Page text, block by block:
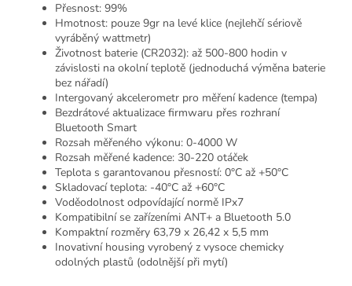
Přesnost: 99%
Hmotnost: pouze 9gr na levé klice (nejlehčí sériově
vyráběný wattmetr)
Životnost baterie (CR2032): až 500-800 hodin v
závislosti na okolní teplotě (jednoduchá výměna baterie
bez nářadí)
Intergovaný akcelerometr pro měření kadence (tempa)
Bezdrátové aktualizace firmwaru přes rozhraní
Bluetooth Smart
Rozsah měřeného výkonu: 0-4000 W
Rozsah měřené kadence: 30-220 otáček
Teplota s garantovanou přesností: 0°C až +50°C
Skladovací teplota: -40°C až +60°C
Voděodolnost odpovídající normě IPx7
Kompatibilní se zařízeními ANT+ a Bluetooth 5.0
Kompaktní rozměry 63,79 x 26,42 x 5,5 mm
Inovativní housing vyrobený z vysoce chemicky
odolných plastů (odolnější při mytí)